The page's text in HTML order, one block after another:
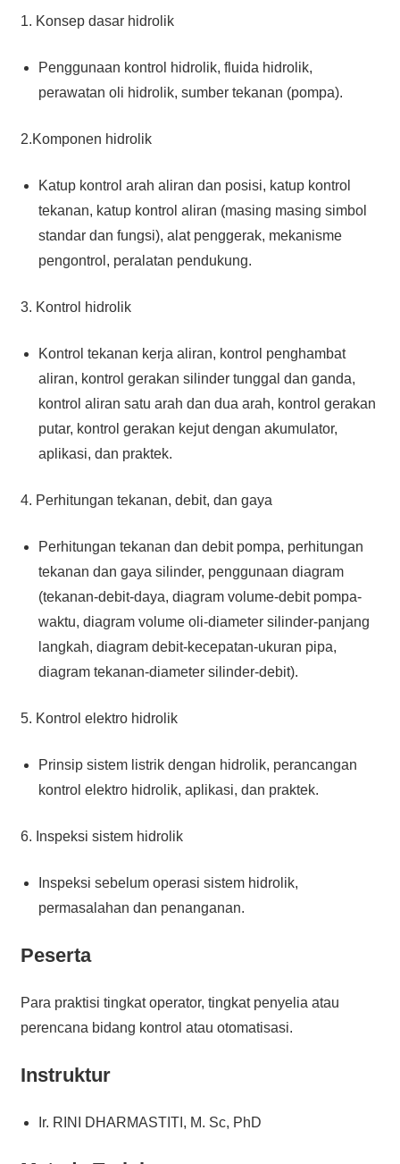
1. Konsep dasar hidrolik
Penggunaan kontrol hidrolik, fluida hidrolik,
perawatan oli hidrolik, sumber tekanan (pompa).
2.Komponen hidrolik
Katup kontrol arah aliran dan posisi, katup kontrol
tekanan, katup kontrol aliran (masing masing simbol
standar dan fungsi), alat penggerak, mekanisme
pengontrol, peralatan pendukung.
3. Kontrol hidrolik
Kontrol tekanan kerja aliran, kontrol penghambat
aliran, kontrol gerakan silinder tunggal dan ganda,
kontrol aliran satu arah dan dua arah, kontrol gerakan
putar, kontrol gerakan kejut dengan akumulator,
aplikasi, dan praktek.
4. Perhitungan tekanan, debit, dan gaya
Perhitungan tekanan dan debit pompa, perhitungan
tekanan dan gaya silinder, penggunaan diagram
(tekanan-debit-daya, diagram volume-debit pompa-
waktu, diagram volume oli-diameter silinder-panjang
langkah, diagram debit-kecepatan-ukuran pipa,
diagram tekanan-diameter silinder-debit).
5. Kontrol elektro hidrolik
Prinsip sistem listrik dengan hidrolik, perancangan
kontrol elektro hidrolik, aplikasi, dan praktek.
6. Inspeksi sistem hidrolik
Inspeksi sebelum operasi sistem hidrolik,
permasalahan dan penanganan.
Peserta
Para praktisi tingkat operator, tingkat penyelia atau
perencana bidang kontrol atau otomatisasi.
Instruktur
Ir. RINI DHARMASTITI, M. Sc, PhD